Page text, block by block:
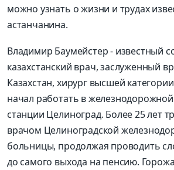
можно узнать о жизни и трудах
астанчанина.
Владимир Баумейстер - известный
казахстанский врач, заслуженный
Казахстан, хирург высшей
начал работать в
станции Целиноград. Более 25 лет
врачом Целиноградской
больницы, продолжая проводить
до самого выхода на пенсию.